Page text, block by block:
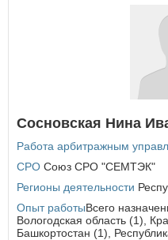
Самарская область
Санкт-Петербург
Саратовская область
Сахалинская область
Севастополь
Смоленская область
Ставропольский край
Сосновская Нина
Работа арбитражным
СРО Союз СРО "СЕМТЭК"
Регионы деятельности
Опыт работыВсего
Вологодская область (1),
Башкортостан (1),